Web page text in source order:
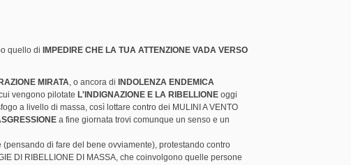
quello di
IMPEDIRE CHE LA TUA ATTENZIONE VADA VERSO
MIRATA, o ancora di
INDOLENZA ENDEMICA
vengono pilotate L'INDIGNAZIONE E LA RIBELLIONE oggi
a livello di massa, così lottare contro dei MULINI A VENTO
a fine giornata trovi comunque un senso e un
di fare del bene ovviamente), protestando contro
DI RIBELLIONE DI MASSA, che coinvolgono quelle persone